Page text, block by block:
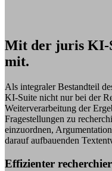
Mit der juris KI-
mit.
Als integraler Bestandteil
KI-Suite nicht nur bei der
Weiterverarbeitung der
Fragestellungen zu
einzuordnen,
darauf aufbauenden
Effizienter